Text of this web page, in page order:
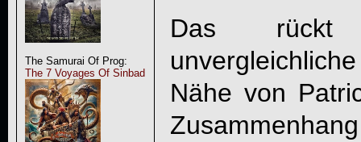
The Samurai Of Prog:
The 7 Voyages Of Sinbad
Das rückt
Nähe von